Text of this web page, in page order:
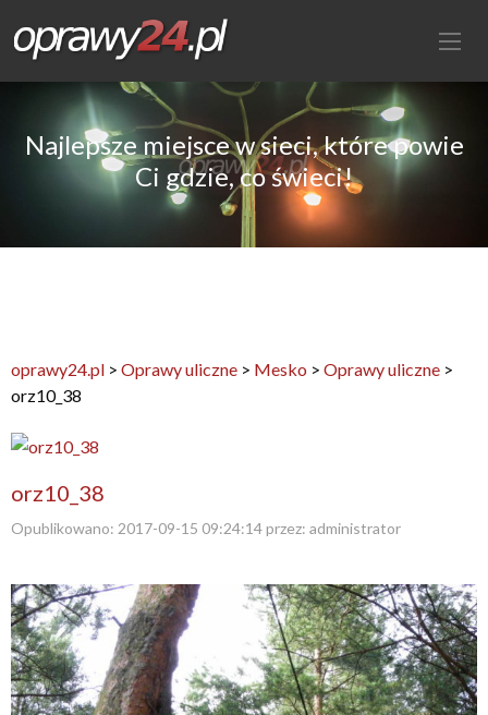
Najlepsze miejsce w sieci, które powie
Ci gdzie, co świeci!
oprawy24.pl > Oprawy uliczne > Mesko > Oprawy uliczne >
orz10_38
orz10_38
Opublikowano: 2017-09-15 09:24:14przez: administrator